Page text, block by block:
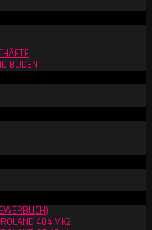
BUDEN
404 MK2